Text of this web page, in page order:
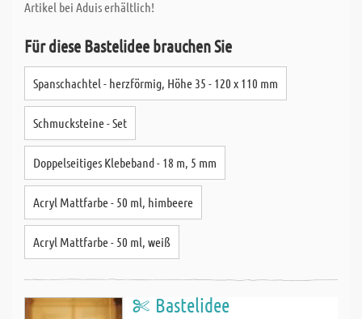
Artikel bei Aduis erhältlich!
Für diese Bastelidee brauchen Sie
Spanschachtel - herzförmig, Höhe 35 - 120 x 110 mm
Schmucksteine - Set
Doppelseitiges Klebeband - 18 m, 5 mm
Acryl Mattfarbe - 50 ml, himbeere
Acryl Mattfarbe - 50 ml, weiß
Bastelidee